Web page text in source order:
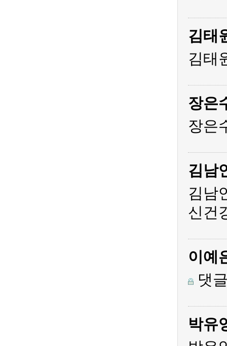
김태
김태
장은
장은
김남
김남
신건
이예
댓
박유